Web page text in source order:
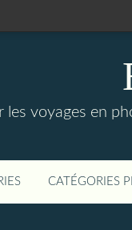
les voyages en
CATÉGORIES